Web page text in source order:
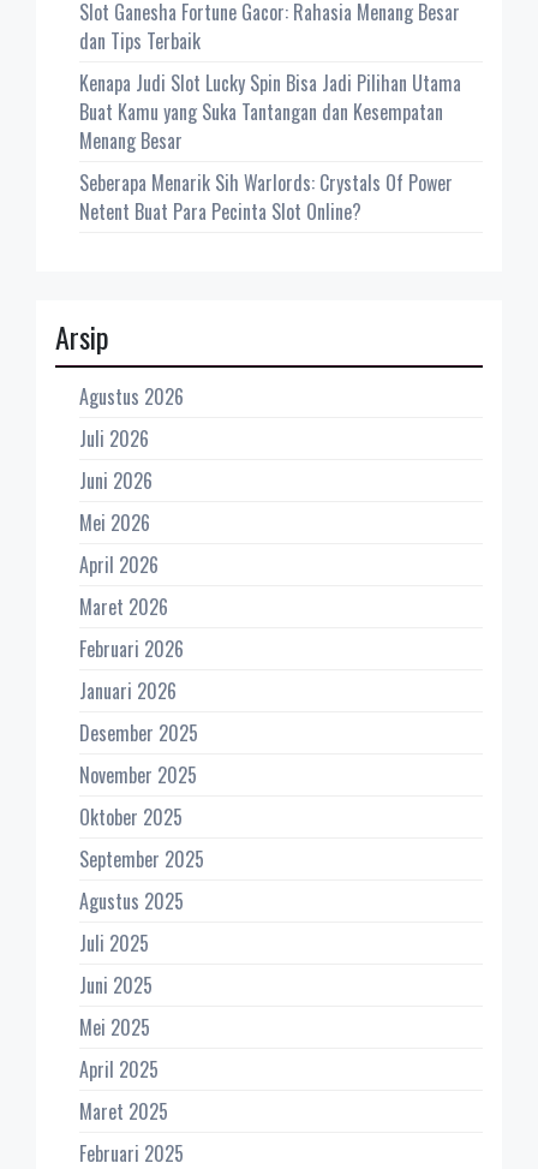
Slot Ganesha Fortune Gacor: Rahasia Menang Besar
dan Tips Terbaik
Kenapa Judi Slot Lucky Spin Bisa Jadi Pilihan Utama
Buat Kamu yang Suka Tantangan dan Kesempatan
Menang Besar
Seberapa Menarik Sih Warlords: Crystals Of Power
Netent Buat Para Pecinta Slot Online?
Arsip
Agustus 2026
Juli 2026
Juni 2026
Mei 2026
April 2026
Maret 2026
Februari 2026
Januari 2026
Desember 2025
November 2025
Oktober 2025
September 2025
Agustus 2025
Juli 2025
Juni 2025
Mei 2025
April 2025
Maret 2025
Februari 2025